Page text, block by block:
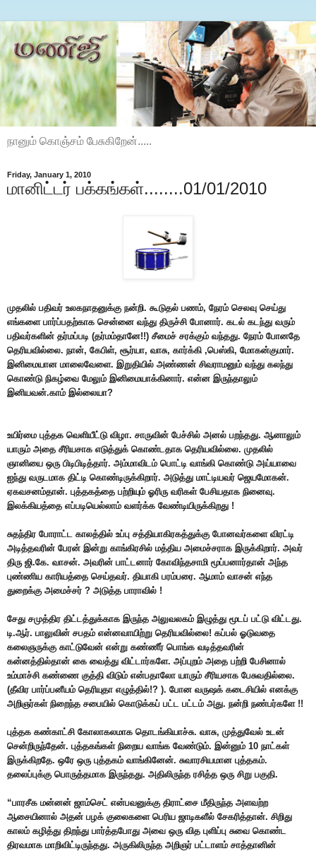
நானும் கொஞ்சம் பேசுகிறேன்.....
Friday, January 1, 2010
மானிட்டர் பக்கங்கள்........01/01/2010
முதலில் பதிவர் உலகநாதனுக்கு நன்றி. கூடுதல் பணம், நேரம் செலவு செய்து
எங்களை பார்ப்பதற்காக சென்னை வந்து திருச்சி போனார். கடல் கடந்து வரும்
பதிவர்களின் தர்மப்படி (தர்மம்தானே!!) சீமைச் சரக்கும் வந்தது. நேரம் போனதே
தெரியவில்லை. நான், கேபிள், சூர்யா, வாசு, கார்க்கி ,பெஸ்கி, மோகன்குமார்.
இனிமையான மாலைவேளை. இறுதியில் அண்ணன் சிவராமனும் வந்து கலந்து
கொண்டு நிகழ்வை மேலும் இனிமையாக்கினார். என்ன இருந்தாலும்
இனியவன்.காம் இல்லையா?
உயிர்மை புத்தக வெளியீட்டு விழா. சாருவின் பேச்சில் அனல் பறந்தது. ஆனாலும்
யாரும் அதை சீரியசாக எடுத்துக் கொண்டதாக தெரியவில்லை. முதலில்
ஞானியை ஒரு பிடிபிடித்தார். அம்மாவிடம் பொட்டி வாங்கி கொண்டு அய்யாவை
ஐந்து வருடமாக திட்டி கொண்டிருக்கிறார். அடுத்து மாட்டியவர் ஜெயமோகன்.
ஏகவசனம்தான். புத்தகத்தை பற்றியும் ஓரிரு வரிகள் பேசியதாக நினைவு.
இலக்கியத்தை எப்படியெல்லாம் வளர்க்க வேண்டியிருக்கிறது !
சுதந்திர போராட்ட காலத்தில் உப்பு சத்தியாகிரகத்துக்கு போனவர்களை விரட்டி
அடித்தவரின் பேரன் இன்று காங்கிரசில் மத்திய அமைச்சராக இருக்கிறார். அவர்
திரு ஜி.கே. வாசன். அவரின் பாட்டனார் கோவிந்தசாமி மூப்பனார்தான் அந்த
புண்ணிய காரியத்தை செய்தவர். தியாகி பரம்பரை. ஆமாம் வாசன் எந்த
துறைக்கு அமைச்சர் ? அடுத்த பாராவில் !
சேது சமுத்திர திட்டத்துக்காக இருந்த அலுவலகம் இழுத்து மூடப் பட்டு விட்டது.
டி.ஆர். பாலுவின் சபதம் என்னவாயிற்று தெரியவில்லை! கப்பல் ஓடுவதை
கலைஞருக்கு காட்டுவேன் என்று கண்ணீர் பொங்க வடித்தவரின்
கன்னத்தில்தான் கை வைத்து விட்டார்களே. அப்புறம் அதை பற்றி பேசினால்
உம்மாச்சி கண்ணை குத்தி விடும் என்பதாலோ யாரும் சீரியசாக பேசுவதில்லை.
(தீவிர பார்ப்பனீயம் தெரியுதா எழுத்தில்!? ). போன வருஷக் கடைசியில் எனக்கு
அறிஞர்கள் நிறைந்த சபையில் கொடுக்கப் பட்ட பட்டம் அது. நன்றி நண்பர்களே !!
புத்தக கண்காட்சி கோலாகலமாக தொடங்கியாச்சு. வாசு, முத்துவேல் உடன்
சென்றிருந்தேன். புத்தகங்கள் நிறைய வாங்க வேண்டும். இன்னும் 10 நாட்கள்
இருக்கிறதே. ஒரே ஒரு புத்தகம் வாங்கினேன். சுவாரசியமான புத்தகம்.
தலைப்புக்கு பொருத்தமாக இருந்தது. அதிலிருந்த ரசித்த ஒரு சிறு பகுதி.
“பாரசீக மன்னன் ஜாம்செட் என்பவனுக்கு திராட்சை மீதிருந்த அளவற்ற
ஆசையினால் அதன் பழக் குலைகளை பெரிய ஜாடிகளீல் சேகரித்தான். சிறிது
காலம் கழித்து திறந்து பார்த்தபோது அவை ஒரு வித புளிப்பு சுவை கொண்ட
திரவமாக மாறிவிட்டிருந்தது. அருகிலிருந்த அறிஞர் பட்டாளம் சாத்தானின்